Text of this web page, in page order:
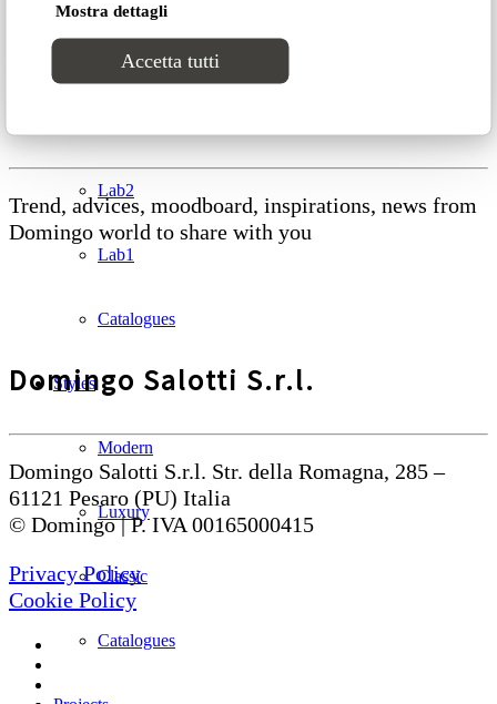
Mostra dettagli
Accetta tutti
Sweet dreams
Lab2
Lab1
Catalogues
Styles
Modern
Luxury
Classic
Catalogues
CONTACTS»
Trend, advices, moodboard, inspirations, news from
Domingo world to share with you
Domingo Salotti S.r.l.
Domingo Salotti S.r.l. Str. della Romagna, 285 –
61121 Pesaro (PU) Italia
© Domingo | P. IVA 00165000415
Privacy Policy
Cookie Policy